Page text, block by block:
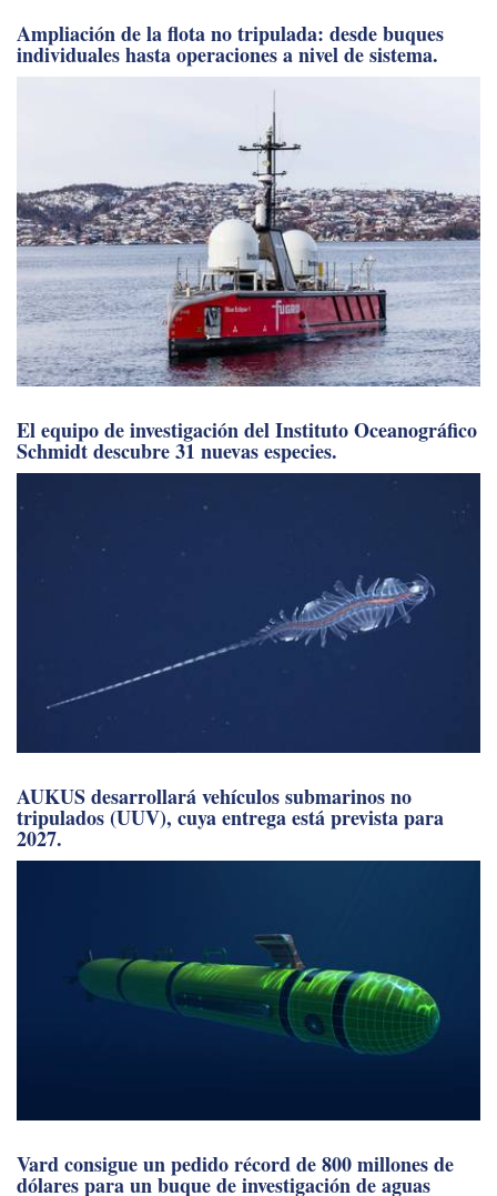
Ampliación de la flota no tripulada: desde buques
individuales hasta operaciones a nivel de sistema.
El equipo de investigación del Instituto Oceanográfico
Schmidt descubre 31 nuevas especies.
AUKUS desarrollará vehículos submarinos no
tripulados (UUV), cuya entrega está prevista para
2027.
Vard consigue un pedido récord de 800 millones de
dólares para un buque de investigación de aguas